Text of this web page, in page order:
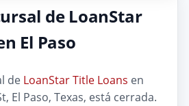
de LoanStar
El Paso
de LoanStar Title Loans en
El Paso, Texas, está cerrada.